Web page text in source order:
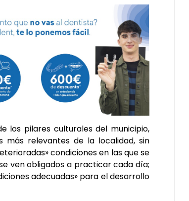
los pilares culturales del municipio,
más relevantes de la localidad, sin
condiciones en las que se
ven obligados a practicar cada día;
adecuadas» para el desarrollo